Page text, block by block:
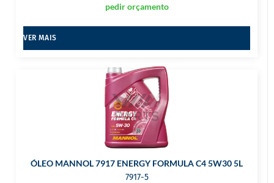
pedir orçamento
VER MAIS
ÓLEO MANNOL 7917 ENERGY FORMULA C4 5W30 5L
7917-5